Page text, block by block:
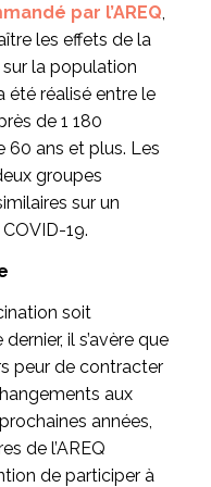
par l’AREQ,
les effets de la
la population
été réalisé entre le
de 1 180
60 ans et plus. Les
groupes
sur un
19.
soit
il s’avère que
peur de contracter
aux
années,
de l’AREQ
de participer à